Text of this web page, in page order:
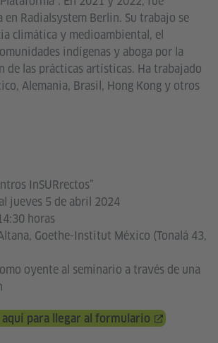
en Radialsystem Berlin. Su trabajo se
climática y medioambiental, el
indígenas y aboga por la
de las prácticas artísticas. Ha trabajado
Alemania, Brasil, Hong Kong y otros
InSURrectos”
jueves 5 de abril 2024
horas
Goethe-Institut México (Tonalá 43,
oyente al seminario a través de una
aquí para llegar al formulario